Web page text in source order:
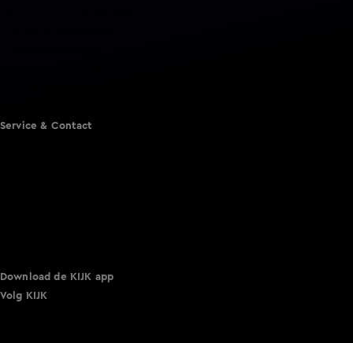
Service & Contact
Download de KIJK app
Volg KIJK